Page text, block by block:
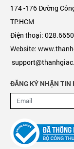
174 -176 Đường
TP.HCM
Điện thoại:
Website:
ĐĂNG KÝ NHẬN TIN